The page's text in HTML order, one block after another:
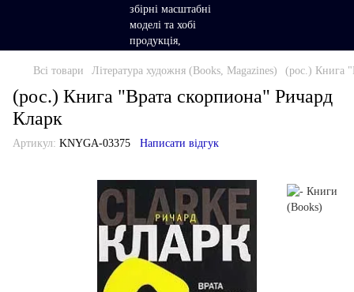
Всі товари Література художня (Books, Magazines) (рос.) Книга
(рос.) Книга "Врата скорпиона" Ричард
Кларк
Артикул: KNYGA-03375 Написати відгук